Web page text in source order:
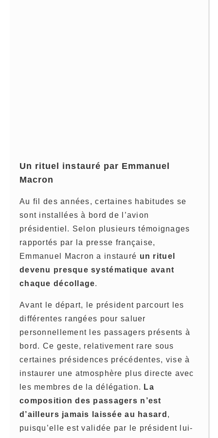
Un rituel instauré par Emmanuel
Macron
Au fil des années, certaines habitudes se
sont installées à bord de l’avion
présidentiel. Selon plusieurs témoignages
rapportés par la presse française,
Emmanuel Macron a instauré un rituel
devenu presque systématique avant
chaque décollage.
Avant le départ, le président parcourt les
différentes rangées pour saluer
personnellement les passagers présents à
bord. Ce geste, relativement rare sous
certaines présidences précédentes, vise à
instaurer une atmosphère plus directe avec
les membres de la délégation. La
composition des passagers n’est
d’ailleurs jamais laissée au hasard ,
puisqu’elle est validée par le président lui-